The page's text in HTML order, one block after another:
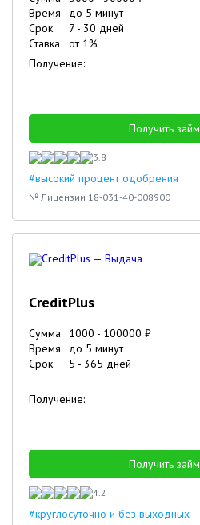
Время
до 5 минут
Срок
7 - 30 дней
Ставка
от 1%
Получение:
Получить займ
3.8
#высокий процент одобрения
№ Лицензии 18-031-40-008900
CreditPlus
Сумма 1000 - 100000 ₽
Время
до 5 минут
Срок
5 - 365 дней
Получение:
Получить займ
4.2
#круглосуточно и без выходных